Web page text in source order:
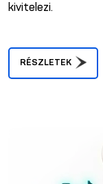
kivitelezi.
RÉSZLETEK